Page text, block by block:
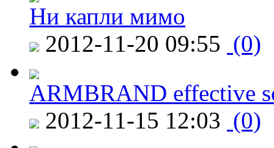
Ни капли мимо
2012-11-20 09:55 (0)
ARMBRAND effective
2012-11-15 12:03 (0)